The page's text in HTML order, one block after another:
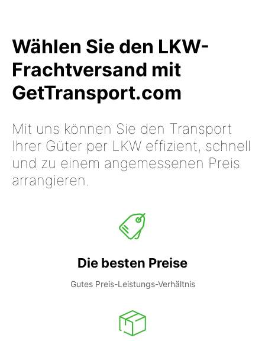
Wählen Sie den LKW-
Frachtversand mit
GetTransport.com
Mit uns können Sie den Transport
Ihrer Güter per LKW effizient, schnell
und zu einem angemessenen Preis
arrangieren.
Die besten Preise
Gutes Preis-Leistungs-Verhältnis